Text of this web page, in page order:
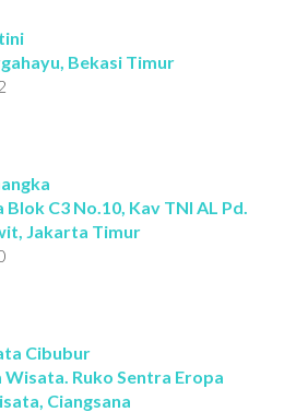
Bekasi Timur
Blok C3 No.10, Kav TNI AL Pd.
Jakarta Timur
Cibubur
Ruko Sentra Eropa
Ciangsana